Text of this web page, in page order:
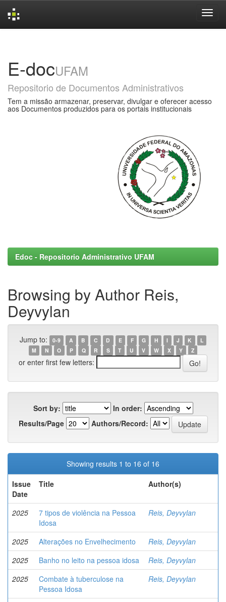
E-docUFAM
Repositorio de Documentos Administrativos
Tem a missão armazenar, preservar, divulgar e oferecer acesso
aos Documentos produzidos para os portais institucionais
Edoc - Repositorio Administrativo UFAM
Browsing by Author Reis,
Deyvylan
Jump to: 0-9 A B C D E F G H I J K
L
M
N O P Q R S T U V W X Y Z
or enter first few letters:
Sort by:
In order:
Results/Page
Authors/Record:
Showing results 1 to 16 of 16
Issue
Date
Title Author(s)
2025
7 tipos de violência na Pessoa
Idosa
Reis, Deyvylan
2025 Alterações no Envelhecimento
Reis, Deyvylan
2025
Banho no leito na pessoa idosa
Reis, Deyvylan
2025
Combate à tuberculose na
Pessoa Idosa
Reis, Deyvylan